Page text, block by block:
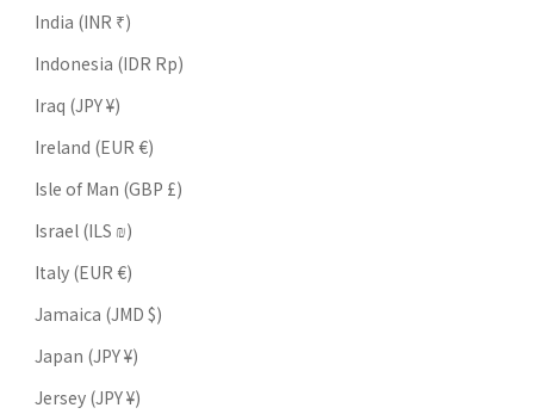
India (INR ₹)
Indonesia (IDR Rp)
Iraq (JPY ¥)
Ireland (EUR €)
Isle of Man (GBP £)
Israel (ILS ₪)
Italy (EUR €)
Jamaica (JMD $)
Japan (JPY ¥)
Jersey (JPY ¥)